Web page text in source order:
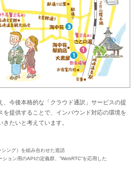
今後本格的な「クラウド通訳」サービスの提
提供することで、インバウンド対応の環境を
たいと考えています。
ング）を組み合わせた造語
ョン用のAPIの定義群、”WebRTC”を応用した